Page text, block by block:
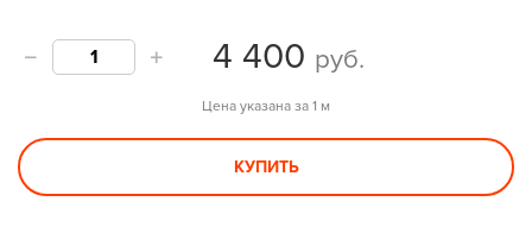
4 400 руб.
Цена указана за 1 м
КУПИТЬ